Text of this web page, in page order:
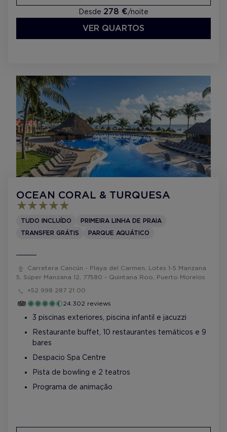
Desde 278 €/noite
VER QUARTOS
OCEAN CORAL & TURQUESA
TUDO INCLUÍDO
PRIMEIRA LINHA DE PRAIA
TRANSFER GRÁTIS
PARQUE AQUÁTICO
Carretera Cancún - Playa del Carmen, Lotes 1-5 Manzana
5, Súper Manzana 12, 77580 - Quintana Roo, Puerto Morelos
+52 998 287 21 00
24.302 reviews
3 piscinas exteriores, piscina infantil e jacuzzi
Restaurante buffet, 10 restaurantes temáticos e 9
bares
Despacio Spa Centre
Pista de bowling e 2 teatros
Programa de animação